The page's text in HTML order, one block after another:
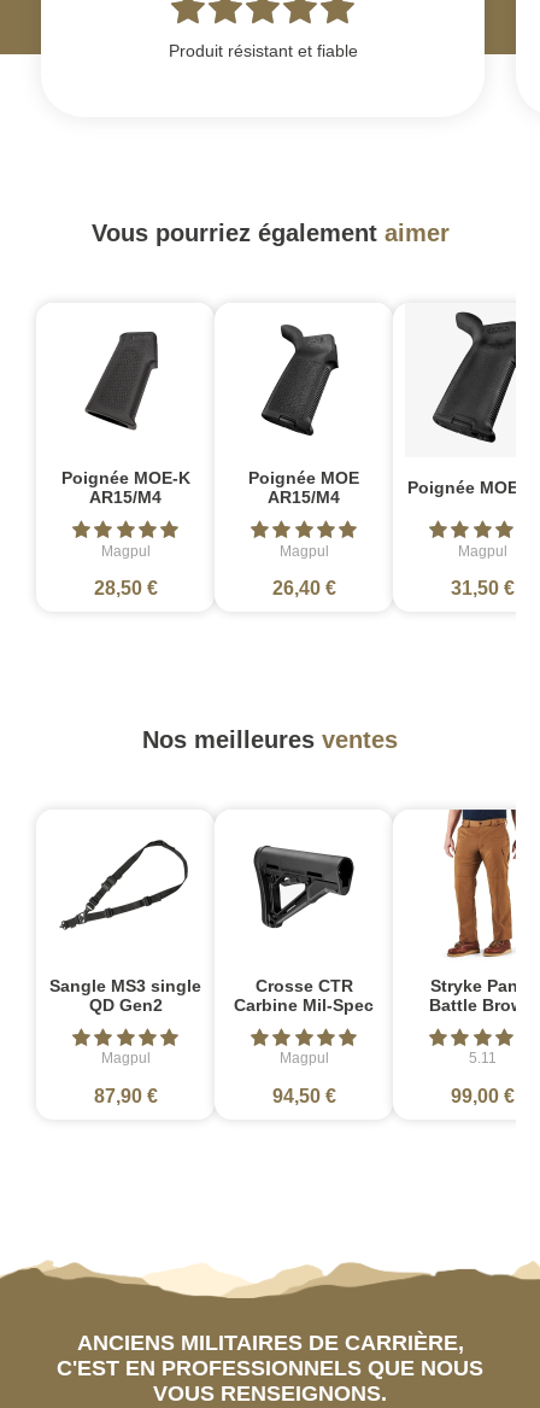
Produit résistant et fiable
Vous pourriez également aimer
Poignée MOE-K
AR15/M4
Magpul
28,50 €
Poignée MOE
AR15/M4
Magpul
26,40 €
Poignée MOE+
Magpul
31,50 €
Nos meilleures ventes
Sangle MS3 single
QD Gen2
Magpul
87,90 €
Crosse CTR
Carbine Mil-Spec
Magpul
94,50 €
Stryke Pant -
Battle Brown
5.11
99,00 €
ANCIENS MILITAIRES DE CARRIÈRE,
C'EST EN PROFESSIONNELS QUE NOUS
VOUS RENSEIGNONS.